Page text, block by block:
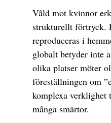
Våld mot kvinnor
strukturellt förtryck.
reproduceras i
globalt betyder inte
olika platser möter
föreställningen om
komplexa verklighet
många smärtor.